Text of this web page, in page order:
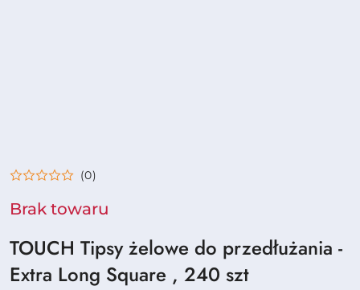
(0)
Brak towaru
TOUCH Tipsy żelowe do przedłużania -
Extra Long Square , 240 szt